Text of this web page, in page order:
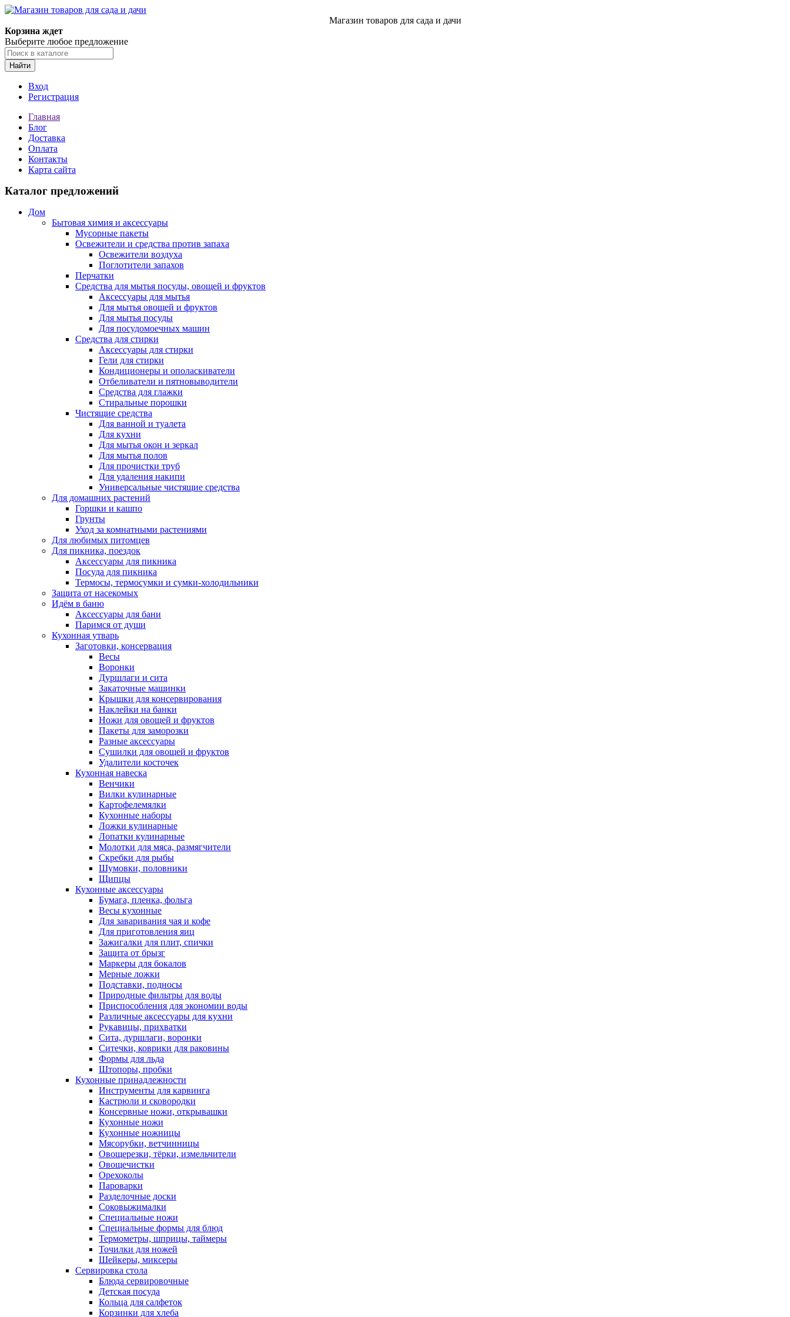
Магазин товаров для сада и дачи
Корзина ждет
Выберите любое предложение
Найти
Вход
Регистрация
Главная
Блог
Доставка
Оплата
Контакты
Карта сайта
Каталог предложений
Дом
Бытовая химия и аксессуары
Мусорные пакеты
Освежители и средства против запаха
Освежители воздуха
Поглотители запахов
Перчатки
Средства для мытья посуды, овощей и фруктов
Аксессуары для мытья
Для мытья овощей и фруктов
Для мытья посуды
Для посудомоечных машин
Средства для стирки
Аксессуары для стирки
Гели для стирки
Кондиционеры и ополаскиватели
Отбеливатели и пятновыводители
Средства для глажки
Стиральные порошки
Чистящие средства
Для ванной и туалета
Для кухни
Для мытья окон и зеркал
Для мытья полов
Для прочистки труб
Для удаления накипи
Универсальные чистящие средства
Для домашних растений
Горшки и кашпо
Грунты
Уход за комнатными растениями
Для любимых питомцев
Для пикника, поездок
Аксессуары для пикника
Посуда для пикника
Термосы, термосумки и сумки-холодильники
Защита от насекомых
Идём в баню
Аксессуары для бани
Паримся от души
Кухонная утварь
Заготовки, консервация
Весы
Воронки
Дуршлаги и сита
Закаточные машинки
Крышки для консервирования
Наклейки на банки
Ножи для овощей и фруктов
Пакеты для заморозки
Разные аксессуары
Сушилки для овощей и фруктов
Удалители косточек
Кухонная навеска
Венчики
Вилки кулинарные
Картофелемялки
Кухонные наборы
Ложки кулинарные
Лопатки кулинарные
Молотки для мяса, размягчители
Скребки для рыбы
Шумовки, половники
Щипцы
Кухонные аксессуары
Бумага, пленка, фольга
Весы кухонные
Для заваривания чая и кофе
Для приготовления яиц
Зажигалки для плит, спички
Защита от брызг
Маркеры для бокалов
Мерные ложки
Подставки, подносы
Природные фильтры для воды
Приспособления для экономии воды
Различные аксессуары для кухни
Рукавицы, прихватки
Сита, дуршлаги, воронки
Ситечки, коврики для раковины
Формы для льда
Штопоры, пробки
Кухонные принадлежности
Инструменты для карвинга
Кастрюли и сковородки
Консервные ножи, открывашки
Кухонные ножи
Кухонные ножницы
Мясорубки, ветчинницы
Овощерезки, тёрки, измельчители
Овощечистки
Орехоколы
Пароварки
Разделочные доски
Соковыжималки
Специальные ножи
Специальные формы для блюд
Термометры, шприцы, таймеры
Точилки для ножей
Шейкеры, миксеры
Сервировка стола
Блюда сервировочные
Детская посуда
Кольца для салфеток
Корзинки для хлеба